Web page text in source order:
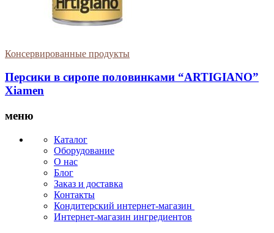
Консервированные продукты
Персики в сиропе половинками “ARTIGIANO”
Xiamen
меню
Каталог
Оборудование
О нас
Блог
Заказ и доставка
Контакты
Кондитерский интернет-магазин
Интернет-магазин ингредиентов